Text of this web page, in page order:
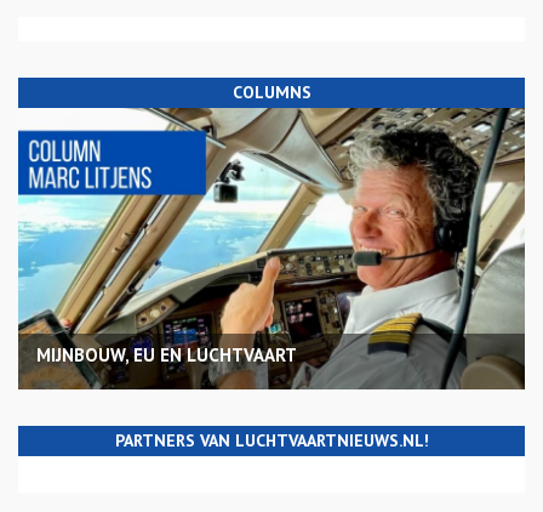
COLUMNS
MIJNBOUW, EU EN LUCHTVAART
PARTNERS VAN LUCHTVAARTNIEUWS.NL!